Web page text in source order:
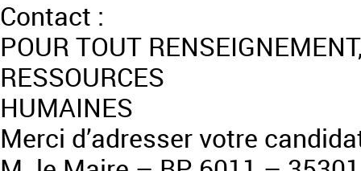
Contact :
POUR TOUT
RESSOURCES
HUMAINES
Merci d’adresser votre